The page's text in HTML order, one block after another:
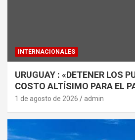
INTERNACIONALES
URUGUAY : «DETENER LOS
COSTO ALTÍSIMO PARA EL
1 de agosto de 2026 admin